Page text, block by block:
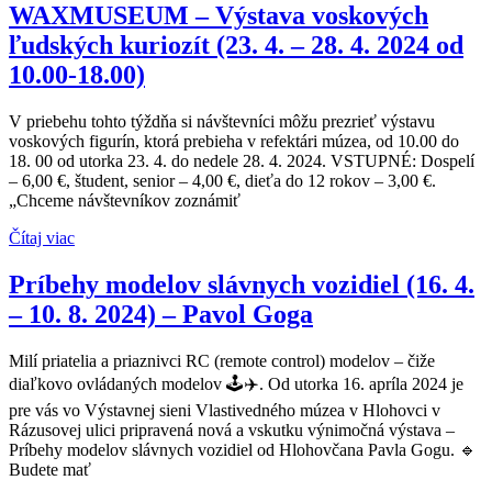
WAXMUSEUM – Výstava voskových
ľudských kuriozít (23. 4. – 28. 4. 2024 od
10.00-18.00)
V priebehu tohto týždňa si návštevníci môžu prezrieť výstavu
voskových figurín, ktorá prebieha v refektári múzea, od 10.00 do
18. 00 od utorka 23. 4. do nedele 28. 4. 2024. VSTUPNÉ: Dospelí
– 6,00 €, študent, senior – 4,00 €, dieťa do 12 rokov – 3,00 €.
„Chceme návštevníkov zoznámiť
Čítaj viac
Príbehy modelov slávnych vozidiel (16. 4.
– 10. 8. 2024) – Pavol Goga
Milí priatelia a priaznivci RC (remote control) modelov – čiže
diaľkovo ovládaných modelov 🕹✈️. Od utorka 16. apríla 2024 je
pre vás vo Výstavnej sieni Vlastivedného múzea v Hlohovci v
Rázusovej ulici pripravená nová a vskutku výnimočná výstava –
Príbehy modelov slávnych vozidiel od Hlohovčana Pavla Gogu. 🔹
Budete mať